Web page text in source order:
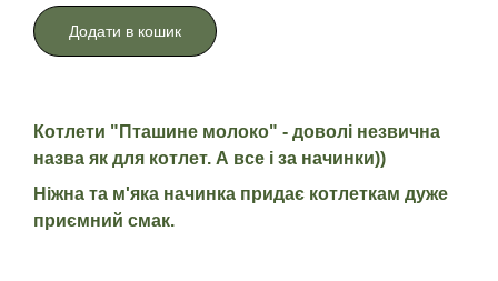
Додати в кошик
Котлети "Пташине молоко" - доволі незвична
назва як для котлет. А все і за начинки))
Ніжна та м'яка начинка придає котлеткам дуже
приємний смак.